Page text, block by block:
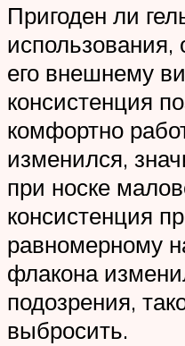
Пригоден ли
его внешнему
консистенция
комфортно
изменился,
при носке
консистенция
равномерному
флакона
подозрения,
выбросить.